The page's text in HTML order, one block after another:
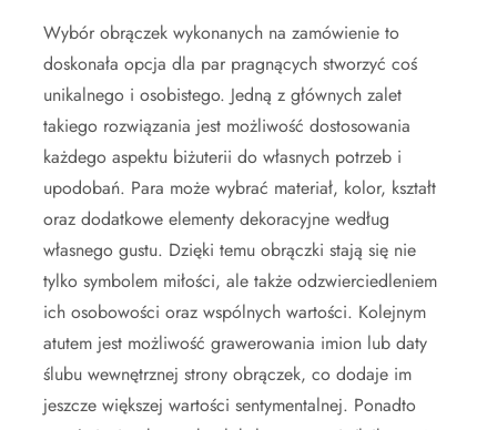
Wybór obrączek wykonanych na zamówienie to
doskonała opcja dla par pragnących stworzyć coś
unikalnego i osobistego. Jedną z głównych zalet
takiego rozwiązania jest możliwość dostosowania
każdego aspektu biżuterii do własnych potrzeb i
upodobań. Para może wybrać materiał, kolor, kształt
oraz dodatkowe elementy dekoracyjne według
własnego gustu. Dzięki temu obrączki stają się nie
tylko symbolem miłości, ale także odzwierciedleniem
ich osobowości oraz wspólnych wartości. Kolejnym
atutem jest możliwość grawerowania imion lub daty
ślubu wewnętrznej strony obrączek, co dodaje im
jeszcze większej wartości sentymentalnej. Ponadto